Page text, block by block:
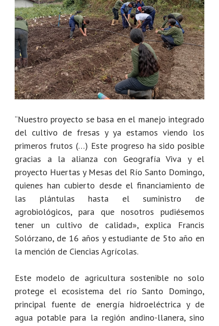
“Nuestro proyecto se basa en el manejo integrado
del cultivo de fresas y ya estamos viendo los
primeros frutos (…) Este progreso ha sido posible
gracias a la alianza con Geografía Viva y el
proyecto Huertas y Mesas del Río Santo Domingo,
quienes han cubierto desde el financiamiento de
las plántulas hasta el suministro de
agrobiológicos, para que nosotros pudiésemos
tener un cultivo de calidad», explica Francis
Solórzano, de 16 años y estudiante de 5to año en
la mención de Ciencias Agrícolas.
Este modelo de agricultura sostenible no solo
protege el ecosistema del río Santo Domingo,
principal fuente de energía hidroeléctrica y de
agua potable para la región andino-llanera, sino